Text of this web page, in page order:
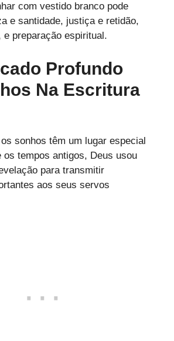
com vestido branco pode
e santidade, justiça e retidão,
e preparação espiritual.
Profundo
Na Escritura
sonhos têm um lugar especial
os tempos antigos, Deus usou
para transmitir
aos seus servos